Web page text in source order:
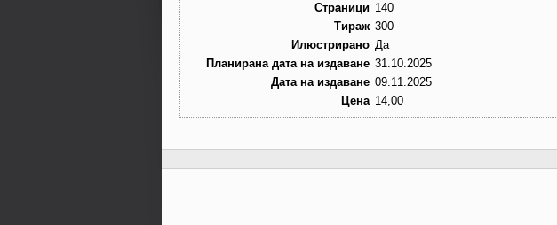
Страници 140
Тираж 300
Илюстрирано Да
Планирана дата на издаване 31.10.2025
Дата на издаване 09.11.2025
Цена 14,00